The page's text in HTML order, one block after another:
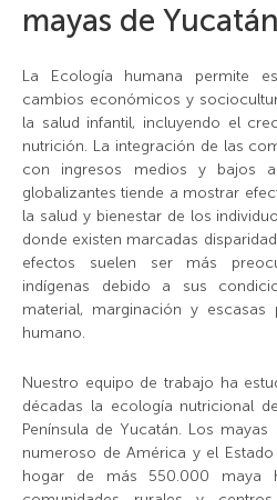
mayas de
La Ecología humana permite
cambios económicos y
la salud infantil, incluyendo el
nutrición. La integración de las
con ingresos medios y bajos
globalizantes tiende a mostrar
la salud y bienestar de los
donde existen marcadas
efectos suelen ser más
indígenas debido a sus
material, marginación y escasas
humano.
Nuestro equipo de trabajo ha
décadas la ecología nutricional
Península de Yucatán. Los
numeroso de América y el
hogar de más 550.000 maya